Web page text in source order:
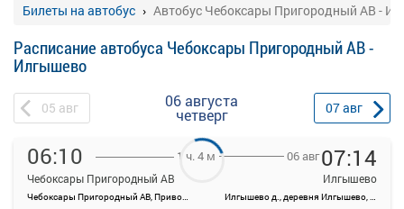
Билеты на автобус Автобус Чебоксары Пригородный АВ -
Расписание автобуса Чебоксары Пригородный АВ -
Илгышево
05 авг 06 августа
четверг 07авг
06:10
Чебоксары Пригородный АВ
Чебоксары Пригородный АВ, Привокзальная ул., 3
1 ч. 4 м 06 авг07:14
Илгышево
Илгышево д., деревня Илгышево, Россия
На данной странице вы можете ознакомиться с расписанием и